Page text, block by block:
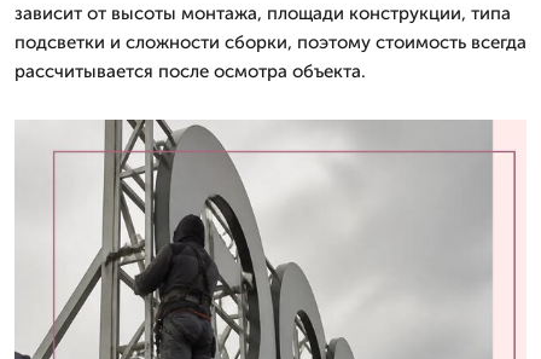
зависит от высоты монтажа, площади конструкции, типа
подсветки и сложности сборки, поэтому стоимость всегда
рассчитывается после осмотра объекта.